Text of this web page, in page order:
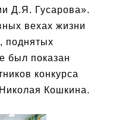
Д.Я. Гусарова».
вехах жизни
поднятых
был показан
конкурса
Кошкина.